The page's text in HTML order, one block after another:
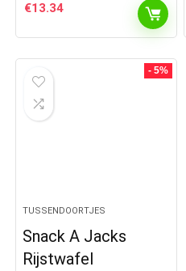
€13.34
- 5%
TUSSENDOORTJES
Snack A Jacks
Rijstwafel